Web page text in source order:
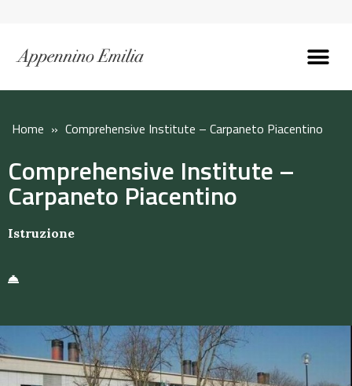
Home » Comprehensive Institute – Carpaneto Piacentino
Comprehensive Institute –
Carpaneto Piacentino
Istruzione